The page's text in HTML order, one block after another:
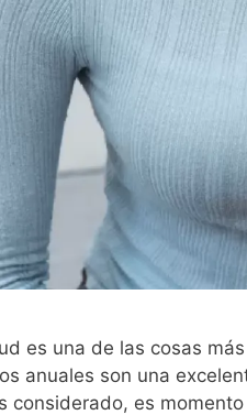
es una de las cosas
anuales son una
considerado, es